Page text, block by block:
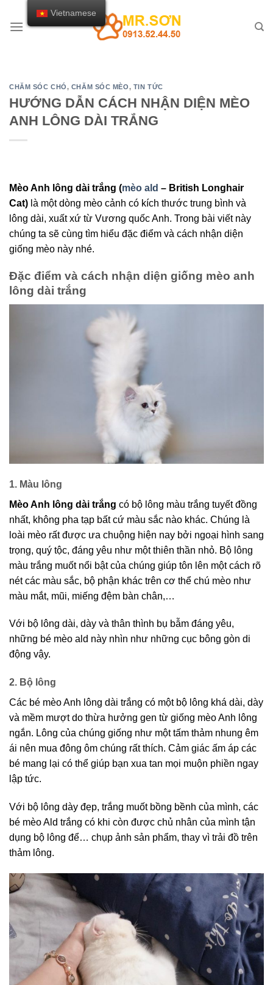
đến
CHĂM SÓC CHÓ, CHĂM SÓC MÈO, TIN TỨC
HƯỚNG DẪN CÁCH NHẬN DIỆN MÈO
ANH LÔNG DÀI TRẮNG
Mèo Anh lông dài trắng (mèo ald – British Longhair
Cat) là một dòng mèo cảnh có kích thước trung bình và
lông dài, xuất xứ từ Vương quốc Anh. Trong bài viết này
chúng ta sẽ cùng tìm hiểu đặc điểm và cách nhận diện
giống mèo này nhé.
Đặc điểm và cách nhận diện giống mèo anh
lông dài trắng
1. Màu lông
Mèo Anh lông dài trắng có bộ lông màu trắng tuyết đồng
nhất, không pha tạp bất cứ màu sắc nào khác. Chúng là
loài mèo rất được ưa chuộng hiện nay bởi ngoại hình sang
trọng, quý tộc, đáng yêu như một thiên thần nhỏ. Bộ lông
màu trắng muốt nổi bật của chúng giúp tôn lên một cách rõ
nét các màu sắc, bộ phận khác trên cơ thể chú mèo như
màu mắt, mũi, miếng đệm bàn chân,…
Với bộ lông dài, dày và thân thình bụ bẫm đáng yêu,
những bé mèo ald này nhìn như những cục bông gòn di
động vậy.
2. Bộ lông
Các bé mèo Anh lông dài trắng có một bộ lông khá dài, dày
và mềm mượt do thừa hưởng gen từ giống mèo Anh lông
ngắn. Lông của chúng giống như một tấm thảm nhung êm
ái nên mua đông ôm chúng rất thích. Cảm giác ấm áp các
bé mang lại có thể giúp bạn xua tan mọi muộn phiền ngay
lập tức.
Với bộ lông dày đẹp, trắng muốt bồng bềnh của mình, các
bé mèo Ald trắng có khi còn được chủ nhân của mình tận
dụng bộ lông để… chụp ảnh sản phẩm, thay vì trải đồ trên
thảm lông.
Vietnamese